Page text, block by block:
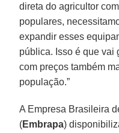
direta do agricultor
populares,
expandir esses
pública. Isso é que vai
com preços também
população.”
A Empresa Brasileira
(Embrapa)